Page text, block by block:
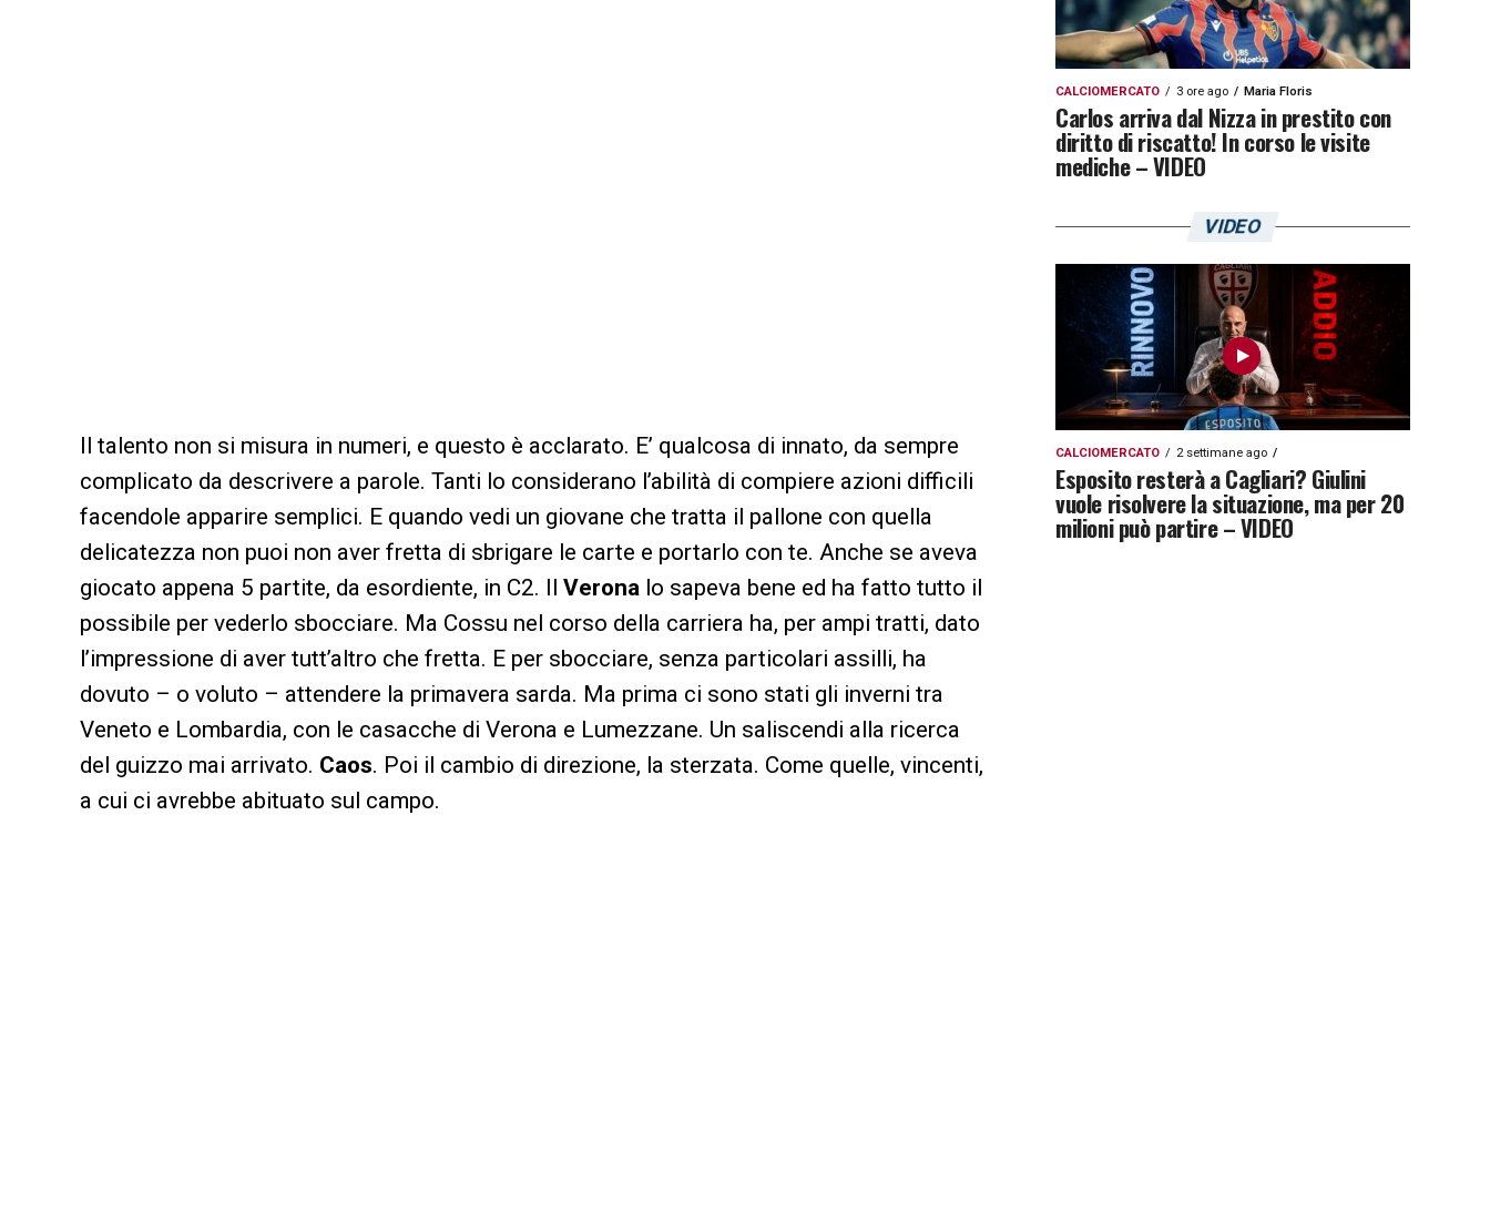
Il talento non si misura in numeri, e questo è acclarato. E’ qualcosa di innato, da sempre
complicato da descrivere a parole. Tanti lo considerano l’abilità di compiere azioni difficili
facendole apparire semplici. E quando vedi un giovane che tratta il pallone con quella
delicatezza non puoi non aver fretta di sbrigare le carte e portarlo con te. Anche se aveva
giocato appena 5 partite, da esordiente, in C2. Il Verona lo sapeva bene ed ha fatto tutto il
possibile per vederlo sbocciare. Ma Cossu nel corso della carriera ha, per ampi tratti, dato
l’impressione di aver tutt’altro che fretta. E per sbocciare, senza particolari assilli, ha
dovuto – o voluto – attendere la primavera sarda. Ma prima ci sono stati gli inverni tra
Veneto e Lombardia, con le casacche di Verona e Lumezzane. Un saliscendi alla ricerca
del guizzo mai arrivato. Caos. Poi il cambio di direzione, la sterzata. Come quelle, vincenti,
a cui ci avrebbe abituato sul campo.
CALCIOMERCATO 3 ore ago Maria Floris
Carlos arriva dal Nizza in prestito con
diritto di riscatto! In corso le visite
mediche – VIDEO
VIDEO
CALCIOMERCATO 2 settimane ago
Esposito resterà a Cagliari? Giulini
vuole risolvere la situazione, ma per 20
milioni può partire – VIDEO